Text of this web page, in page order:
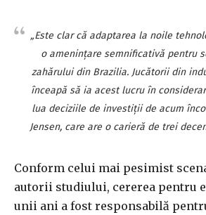
„Este clar că adaptarea la noile
o ameninţare semnificativă pentru
zahărului din Brazilia. Jucătorii din
înceapă să ia acest lucru în
lua deciziile de investiţii de acum
Jensen, care are o carieră de trei
Conform celui mai pesimist
autorii studiului, cererea pentru
unii ani a fost responsabilă